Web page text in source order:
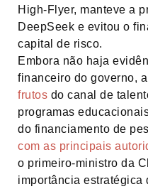
High-Flyer, manteve a
DeepSeek e evitou o
capital de risco.
Embora não haja
financeiro do governo,
frutos do canal de
programas
do financiamento de
com as principais
o primeiro-ministro da
importância estratégica